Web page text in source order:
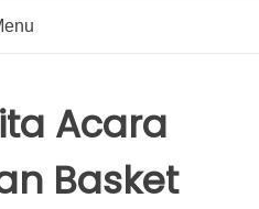
Acara
Basket